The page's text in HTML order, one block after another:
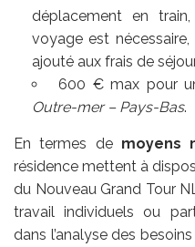
déplacement en
voyage est
ajouté aux frais de
600 € max pour
Outre-mer – Pays-Bas.
En termes de moyens
résidence mettent à
du Nouveau Grand Tour
travail individuels ou
dans l’analyse des